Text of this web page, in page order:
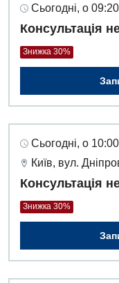
Сьогодні, о 09:20
Консультація
Знижка 30%
Сьогодні, о 10:00
Київ, вул.
Консультація
Знижка 30%